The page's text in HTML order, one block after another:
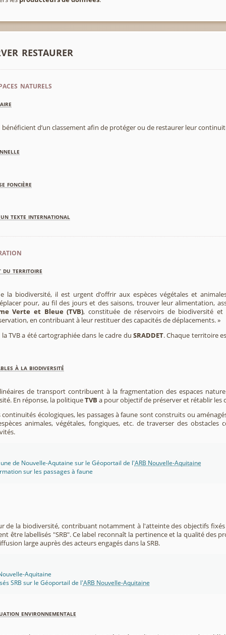
restaurer
naturels
bénéficient d’un classement afin de protéger ou de restaurer leur
foncière
texte international
du territoire
la biodiversité, il est urgent d’offrir aux espèces végétales et
pour, au fil des jours et des saisons, trouver leur alimentation,
Verte et Bleue (TVB), constituée de réservoirs de biodiversité
en contribuant à leur restituer des capacités de déplacements. »
TVB a été cartographiée dans le cadre du SRADDET. Chaque territoire
à la biodiversité
de transport contribuent à la fragmentation des espaces
En réponse, la politiqueTVB a pour objectif de préserver et rétablir les
écologiques, les passages à faune sont construits ou
animales, végétales, fongiques, etc. de traverser des
de Nouvelle-Aqutaine sur le Géoportail de l'ARB Nouvelle-Aquitaine
sur les passages à faune
de la biodiversité, contribuant notamment à l'atteinte des objectifs fixés
être labellisés "SRB". Ce label reconnaît la pertinence et la qualité des
large auprès des acteurs engagés dans la SRB.
Aquitaine
SRB sur le Géoportail de l'ARB Nouvelle-Aquitaine
environnementale